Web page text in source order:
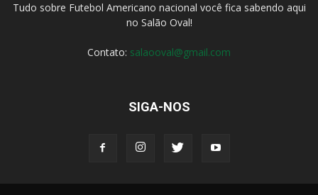
Tudo sobre Futebol Americano nacional você fica sabendo aqui
no Salão Oval!
Contato: salaooval@gmail.com
SIGA-NOS